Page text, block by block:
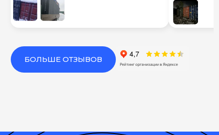
БОЛЬШЕ ОТЗЫВОВ